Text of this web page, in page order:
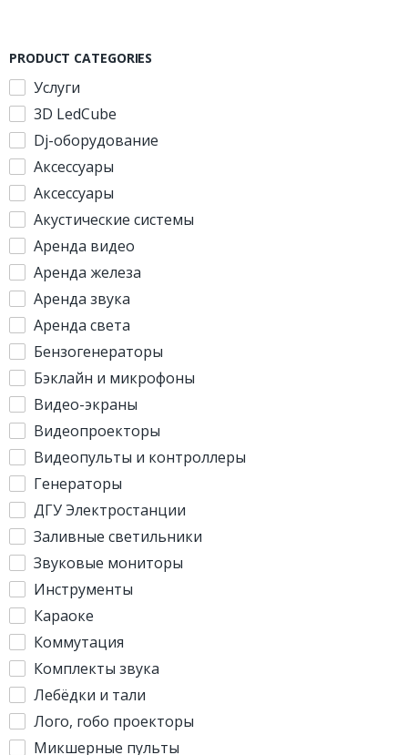
PRODUCT CATEGORIES
Услуги
3D LedCube
Dj-оборудование
Аксессуары
Аксессуары
Акустические системы
Аренда видео
Аренда железа
Аренда звука
Аренда света
Бензогенераторы
Бэклайн и микрофоны
Видео-экраны
Видеопроекторы
Видеопульты и контроллеры
Генераторы
ДГУ Электростанции
Заливные светильники
Звуковые мониторы
Инструменты
Караоке
Коммутация
Комплекты звука
Лебёдки и тали
Лого, гобо проекторы
Микшерные пульты